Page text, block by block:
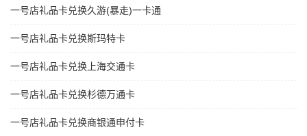
一号店礼品卡兑换久游(暴走)一卡通
一号店礼品卡兑换斯玛特卡
一号店礼品卡兑换上海交通卡
一号店礼品卡兑换杉德万通卡
一号店礼品卡兑换商银通申付卡